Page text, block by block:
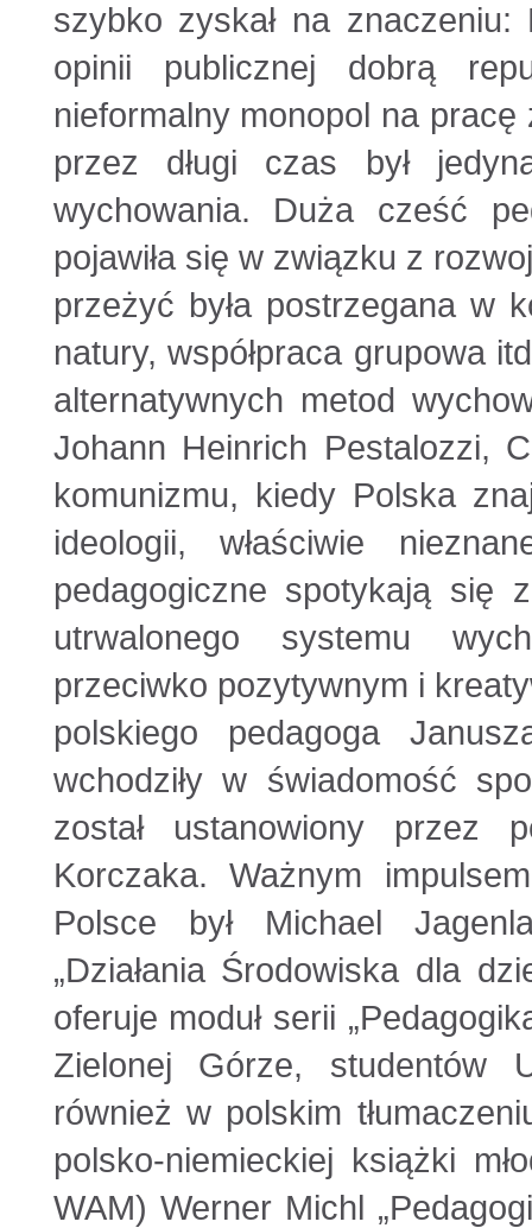
szybko zyskał na
opinii publicznej dobrą
nieformalny monopol na
przez długi czas był
wychowania. Duża cześć
pojawiła się w związku z
przeżyć była postrzegana w
natury, współpraca grupowa
alternatywnych metod
Johann Heinrich Pestalozzi,
komunizmu, kiedy Polska
ideologii, właściwie
pedagogiczne spotykają się
utrwalonego systemu
przeciwko pozytywnym i
polskiego pedagoga
wchodziły w świadomość
został ustanowiony przez
Korczaka. Ważnym
Polsce był Michael
„Działania Środowiska dla
oferuje moduł serii
Zielonej Górze, studentów
również w polskim
polsko-niemieckiej książki
WAM) Werner Michl